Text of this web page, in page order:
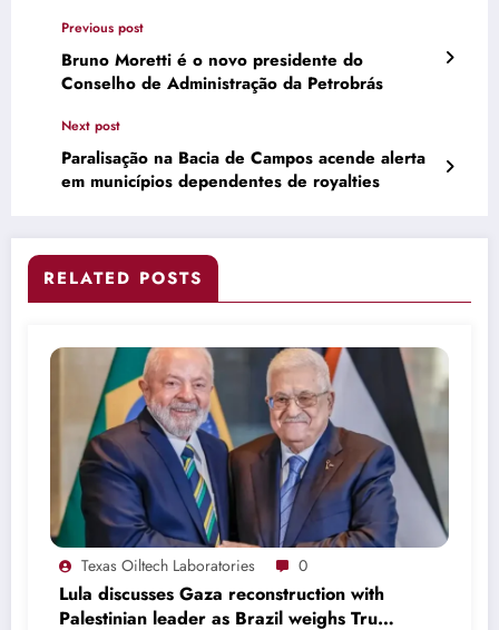
Previous post
Bruno Moretti é o novo presidente do
Conselho de Administração da Petrobrás
Next post
Paralisação na Bacia de Campos acende alerta
em municípios dependentes de royalties
RELATED POSTS
Texas Oiltech Laboratories 0
Lula discusses Gaza reconstruction with
Palestinian leader as Brazil weighs Trump